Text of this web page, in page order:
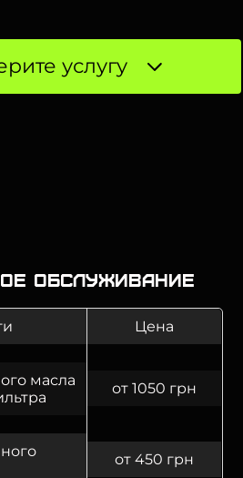
услугу
обслуживание
Цена
масла
от 1050 грн
от 450 грн